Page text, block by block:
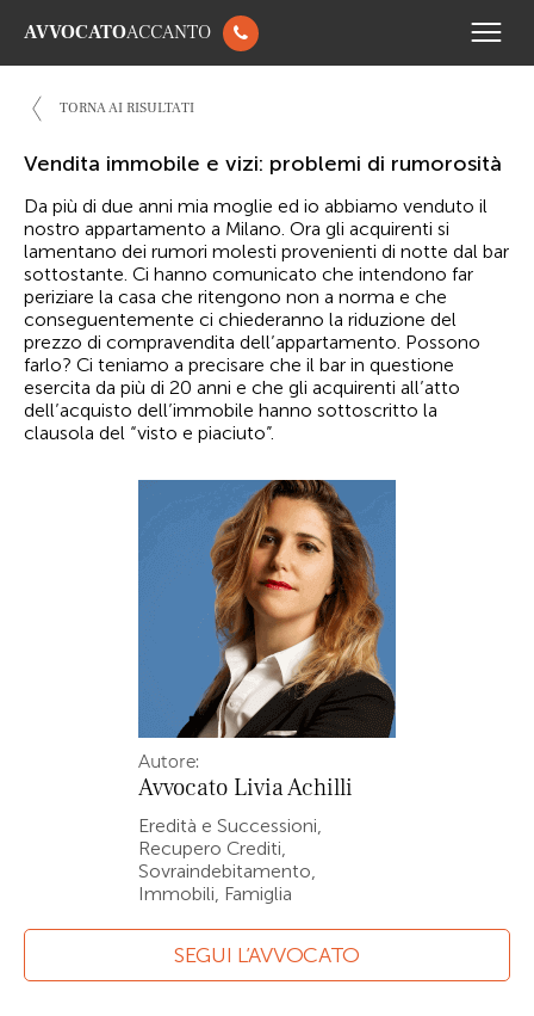
AVVOCATOACCANTO
TORNA AI RISULTATI
Vendita immobile e vizi: problemi di rumorosità
Da più di due anni mia moglie ed io abbiamo venduto il
nostro appartamento a Milano. Ora gli acquirenti si
lamentano dei rumori molesti provenienti di notte dal bar
sottostante. Ci hanno comunicato che intendono far
periziare la casa che ritengono non a norma e che
conseguentemente ci chiederanno la riduzione del
prezzo di compravendita dell’appartamento. Possono
farlo? Ci teniamo a precisare che il bar in questione
esercita da più di 20 anni e che gli acquirenti all’atto
dell’acquisto dell’immobile hanno sottoscritto la
clausola del “visto e piaciuto”.
Autore:
Avvocato Livia Achilli
Eredità e Successioni,
Recupero Crediti,
Sovraindebitamento,
Immobili, Famiglia
SEGUI L’AVVOCATO